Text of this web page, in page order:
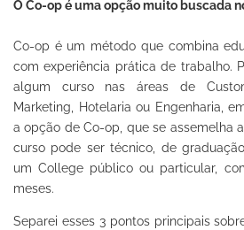
O Co-op é uma opção muito buscada
Co-op é um método que combina
com experiência prática de trabalho.
algum curso nas áreas de
Marketing, Hotelaria ou Engenharia,
a opção de Co-op, que se assemelha
curso pode ser técnico, de
um College público ou particular,
meses.
Separei esses 3 pontos principais